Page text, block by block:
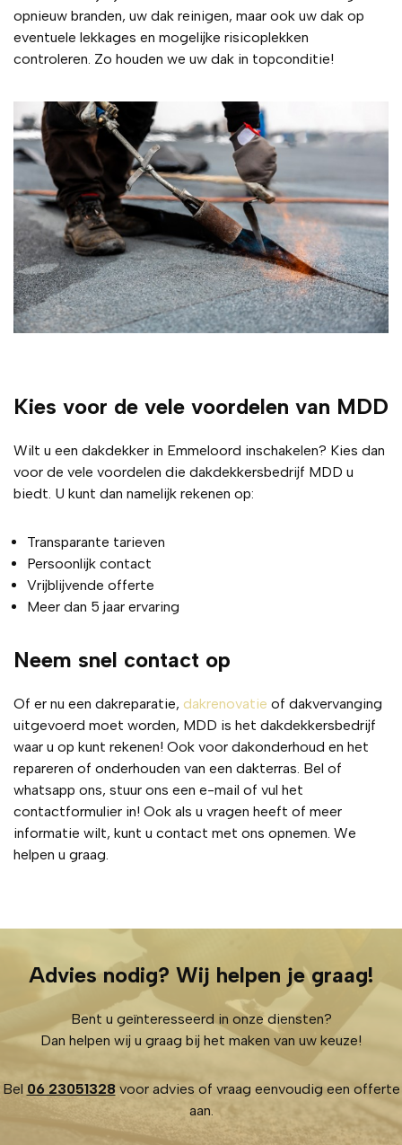
opnieuw branden, uw dak reinigen, maar ook uw dak op
eventuele lekkages en mogelijke risicoplekken
controleren. Zo houden we uw dak in topconditie!
Kies voor de vele voordelen van MDD
Wilt u een dakdekker in Emmeloord inschakelen? Kies dan
voor de vele voordelen die dakdekkersbedrijf MDD u
biedt. U kunt dan namelijk rekenen op:
Transparante tarieven
Persoonlijk contact
Vrijblijvende offerte
Meer dan 5 jaar ervaring
Neem snel contact op
Of er nu een dakreparatie, dakrenovatie of dakvervanging
uitgevoerd moet worden, MDD is het dakdekkersbedrijf
waar u op kunt rekenen! Ook voor dakonderhoud en het
repareren of onderhouden van een dakterras. Bel of
whatsapp ons, stuur ons een e-mail of vul het
contactformulier in! Ook als u vragen heeft of meer
informatie wilt, kunt u contact met ons opnemen. We
helpen u graag.
Advies nodig? Wij helpen je graag!
Bent u geïnteresseerd in onze diensten?
Dan helpen wij u graag bij het maken van uw keuze!
Bel 06 23051328voor advies of vraag eenvoudig een offerte
aan.